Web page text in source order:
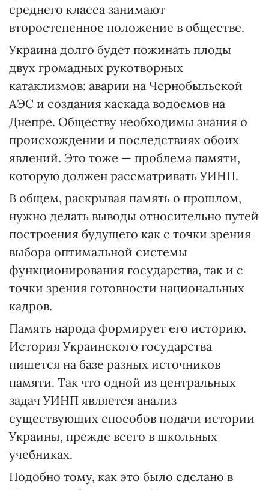
среднего класса занимают
второстепенное положение в обществе.
Украина долго будет пожинать плоды
двух громадных рукотворных
катаклизмов: аварии на Чернобыльской
АЭС и создания каскада водоемов на
Днепре. Обществу необходимы знания о
происхождении и последствиях обоих
явлений. Это тоже — проблема памяти,
которую должен рассматривать УИНП.
В общем, раскрывая память о прошлом,
нужно делать выводы относительно путей
построения будущего как с точки зрения
выбора оптимальной системы
функционирования государства, так и с
точки зрения готовности национальных
кадров.
Память народа формирует его историю.
История Украинского государства
пишется на базе разных источников
памяти. Так что одной из центральных
задач УИНП является анализ
существующих способов подачи истории
Украины, прежде всего в школьных
учебниках.
Подобно тому, как это было сде­лано в